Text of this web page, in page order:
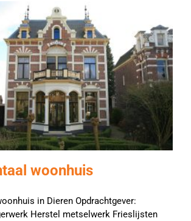
woonhuis
in Dieren Opdrachtgever:
Herstel metselwerk Frieslijsten